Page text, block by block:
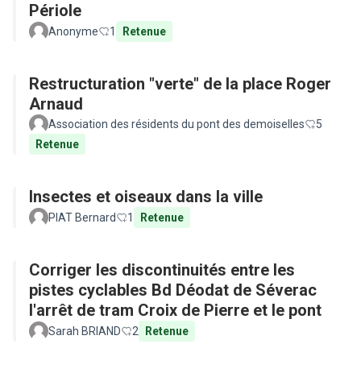
Périole
Anonyme 1 Retenue
Restructuration "verte" de la place Roger
Arnaud
Association des résidents du pont des demoiselles
5
Retenue
Insectes et oiseaux dans la ville
PIAT Bernard 1 Retenue
Corriger les discontinuités entre les
pistes cyclables Bd Déodat de Séverac
l'arrêt de tram Croix de Pierre et le pont
Sarah BRIAND 2 Retenue